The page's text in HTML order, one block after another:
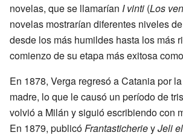
novelas, que se llamarían I vinti (Los
novelas mostrarían diferentes niveles
desde los más humildes hasta los más
comienzo de su etapa más exitosa
En 1878, Verga regresó a Catania por
madre, lo que le causó un período de
volvió a Milán y siguió escribiendo con
En 1879, publicó FrantasticherieyJeli